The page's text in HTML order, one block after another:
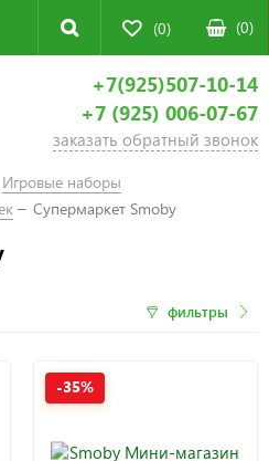
(0) (0)
+7(925)507-10-14
+7 (925) 006-07-67
заказать обратный звонок
Игровые наборы
Супермаркет Smoby
фильтры
-35%